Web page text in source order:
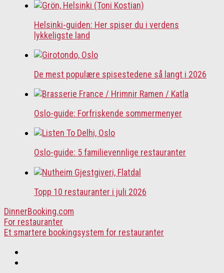
Helsinki-guiden: Her spiser du i verdens
lykkeligste land
De mest populære spisestedene så langt i 2026
Oslo-guide: Forfriskende sommermenyer
Oslo-guide: 5 familievennlige restauranter
Topp 10 restauranter i juli 2026
DinnerBooking.com
For restauranter
Et smartere bookingsystem for restauranter